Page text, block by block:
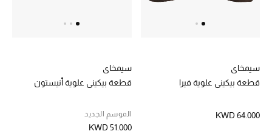
الأزياء
الجمال
سيمخاي
قطعة بيكيني علوية فيرا
KWD 64.000
سيمخاي
قطعة بيكيني علوية أنيستون
الموسم الجديد
KWD 51.000